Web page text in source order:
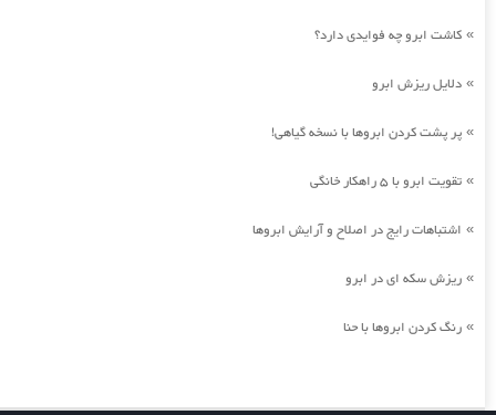
» کاشت ابرو چه فوایدی دارد؟
» دلایل ریزش ابرو
» پر پشت کردن ابروها با نسخه گیاهی!
» تقویت ابرو با 5 راهکار خانگی
» اشتباهات رایج در اصلاح و آرایش ابروها
» ریزش سکه ای در ابرو
» رنگ کردن ابروها با حنا